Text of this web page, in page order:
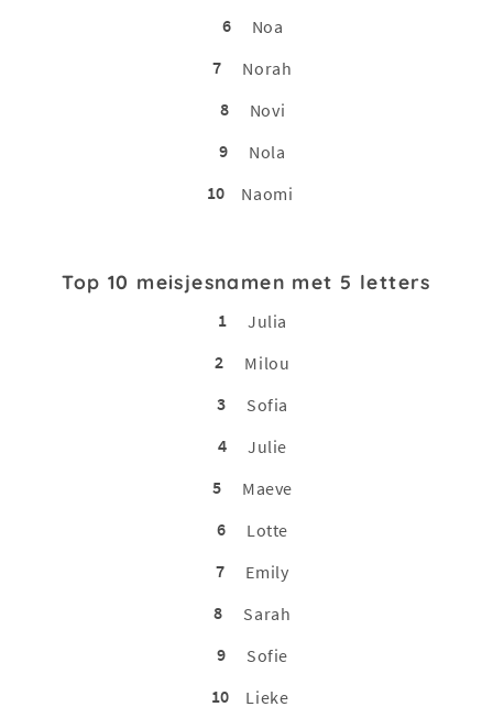
6
Noa
7
Norah
8
Novi
9
Nola
10
Naomi
Top 10 meisjesnamen met 5 letters
1
Julia
2
Milou
3
Sofia
4
Julie
5
Maeve
6
Lotte
7
Emily
8
Sarah
9
Sofie
10
Lieke